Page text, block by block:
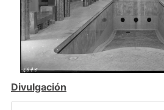
Divulgación